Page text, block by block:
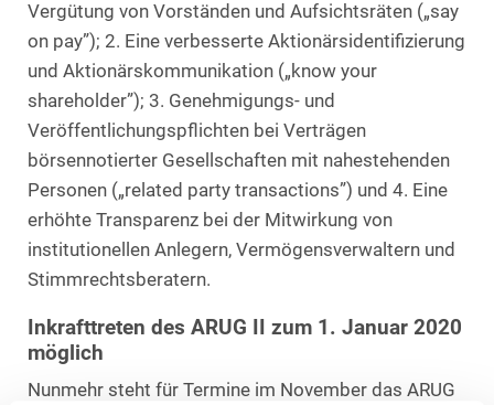
Vergütung von Vorständen und Aufsichtsräten („say
on pay”); 2. Eine verbesserte Aktionärsidentifizierung
und Aktionärskommunikation („know your
shareholder”); 3. Genehmigungs- und
Veröffentlichungspflichten bei Verträgen
börsennotierter Gesellschaften mit nahestehenden
Personen („related party transactions”) und 4. Eine
erhöhte Transparenz bei der Mitwirkung von
institutionellen Anlegern, Vermögensverwaltern und
Stimmrechtsberatern.
Inkrafttreten des ARUG II zum 1. Januar 2020
möglich
Nunmehr steht für Termine im November das ARUG